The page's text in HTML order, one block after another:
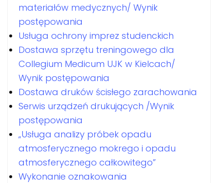
materiałów medycznych/ Wynik
postępowania
Usługa ochrony imprez studenckich
Dostawa sprzętu treningowego dla
Collegium Medicum UJK w Kielcach/
Wynik postępowania
Dostawa druków ścisłego zarachowania
Serwis urządzeń drukujących /Wynik
postępowania
„Usługa analizy próbek opadu
atmosferycznego mokrego i opadu
atmosferycznego całkowitego”
Wykonanie oznakowania